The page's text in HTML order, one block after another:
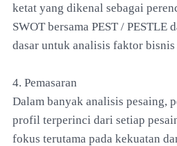
ketat yang dikenal sebagai
SWOT bersama PEST / PESTLE
dasar untuk analisis faktor
4. Pemasaran
Dalam banyak analisis pesaing,
profil terperinci dari setiap
fokus terutama pada kekuatan